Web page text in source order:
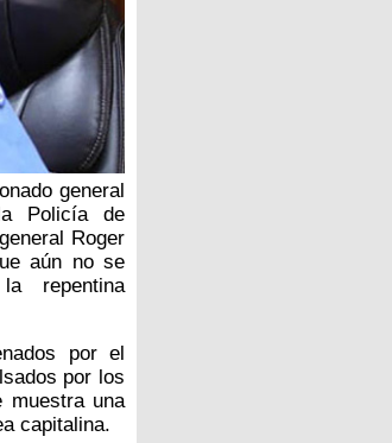
general
Policía de
Roger
aún no se
repentina
por el
por los
muestra una
capitalina.